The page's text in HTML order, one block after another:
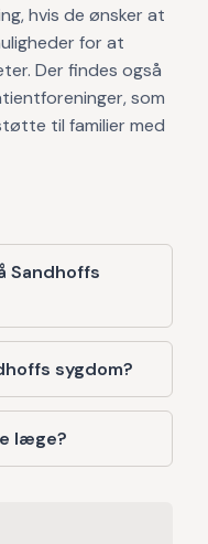
hvis de ønsker at
for at
Der findes også
som
til familier med
Sandhoffs
sygdom?
læge?